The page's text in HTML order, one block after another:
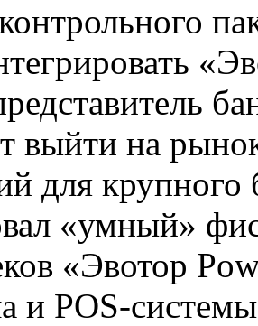
выйти на
для
«умный»
«Эвотор
и POS-